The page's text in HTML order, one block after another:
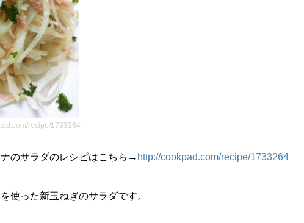
recipe/1733264
のサラダのレシピはこちら→ http://cookpad.com/recipe/1733264
使った新玉ねぎのサラダです。